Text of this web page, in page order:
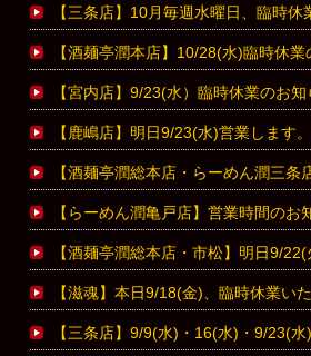
【三条店】10月毎週水曜日、臨時休
【酒麺亭潤本店】10/28(水)臨時休
【宮内店】9/23(水）臨時休業のお知
【鹿嶋店】明日9/23(水)営業します。
【酒麺亭潤総本店・らーめん潤三
【らーめん潤亀戸店】営業時間のお
【酒麺亭潤総本店・市松】明日9/
【滋魂】本日9/18(金)、臨時休業い
【三条店】9/9(水)・16(水)・9/23(